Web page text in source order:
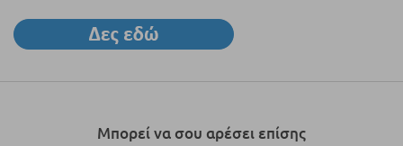
Μπορεί να σου αρέσει επίσης